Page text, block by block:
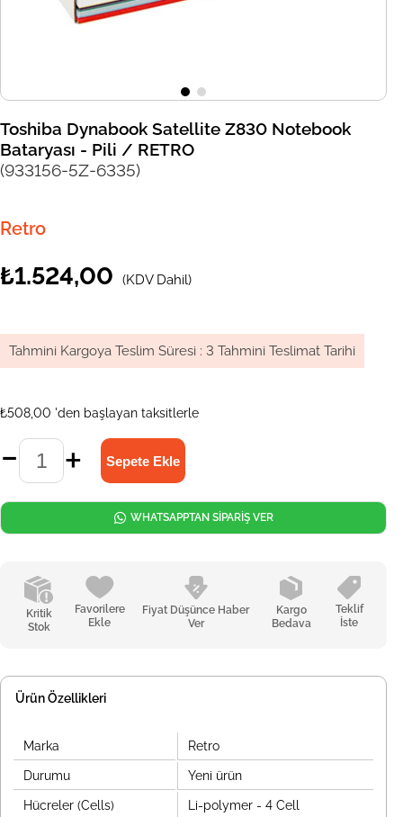
Toshiba Dynabook Satellite Z830 Notebook
Bataryası - Pili / RETRO
(933156-5Z-6335)
Retro
₺1.524,00 (KDV Dahil)
Tahmini Kargoya Teslim Süresi : 3 Tahmini Teslimat Tarihi
₺508,00 'den başlayan taksitlerle
Kritik
Stok
Favorilere
Ekle
Fiyat Düşünce Haber
Ver
Kargo
Bedava
Teklif
İste
WHATSAPPTAN SİPARİŞ VER
Ürün Özellikleri
Marka Retro
Durumu Yeni ürün
Hücreler (Cells) Li-polymer - 4 Cell